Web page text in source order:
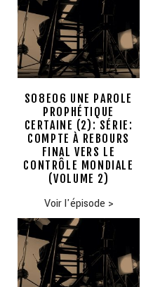
S08E06 UNE PAROLE
PROPHÉTIQUE
CERTAINE (2): SÉRIE:
COMPTE À REBOURS
FINAL VERS LE
CONTRÔLE MONDIALE
(VOLUME 2)
Voir l'épisode >